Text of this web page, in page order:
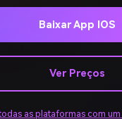
do TikTok
da Imagem
Online
Baixar App IOS
Ver Preços
as plataformas com